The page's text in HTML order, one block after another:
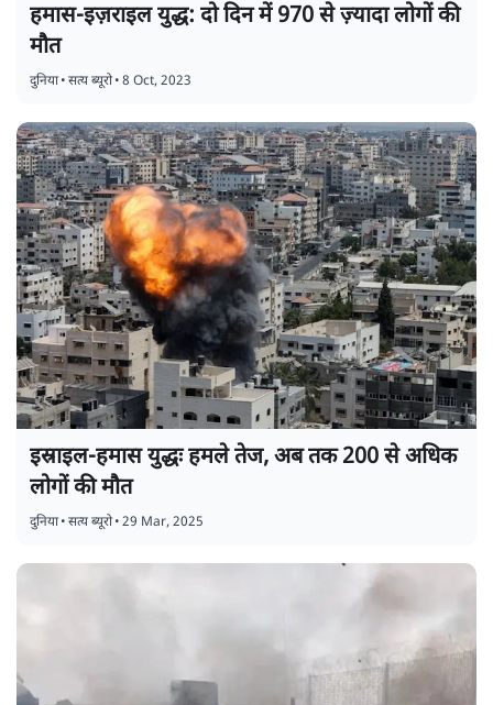
हमास-इज़राइल युद्ध: दो दिन में 970 से ज़्यादा लोगों की
मौत
दुनिया•सत्य ब्यूरो•8 Oct, 2023
इस्राइल-हमास युद्धः हमले तेज, अब तक 200 से अधिक
लोगों की मौत
दुनिया•सत्य ब्यूरो•29 Mar, 2025